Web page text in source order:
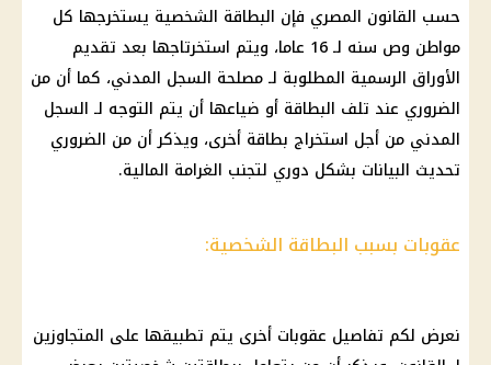
حسب القانون المصري فإن البطاقة الشخصية يستخرجها كل
مواطن وص سنه لـ 16 عاما، ويتم استخرتاجها بعد تقديم
الأوراق الرسمية المطلوبة لـ مصلحة السجل المدني، كما أن من
الضروري عند تلف البطاقة أو ضياعها أن يتم التوجه لـ السجل
المدني من أجل استخراج بطاقة أخرى، ويذكر أن من الضروري
تحديث البيانات بشكل دوري لتجنب الغرامة المالية.
عقوبات بسبب البطاقة الشخصية:
نعرض لكم تفاصيل عقوبات أخرى يتم تطبيقها على المتجاوزين